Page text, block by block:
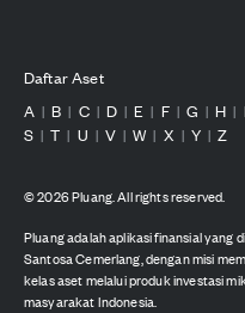
Daftar Aset
A | B | C | D | E | F | G | H | I
S | T | U | V | W | X | Y | Z
©2026Pluang. All rights reserved.
Pluang adalah aplikasi finansial yang
Santosa Cemerlang, dengan misi
kelas aset melalui produk investasi
masyarakat Indonesia.